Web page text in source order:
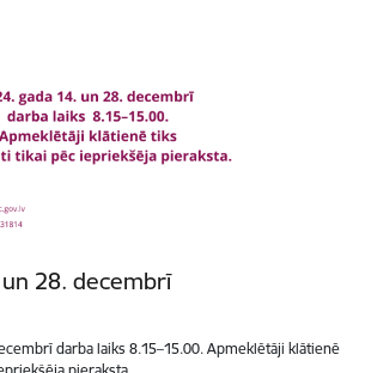
28. decembrī
darba laiks 8.15–15.00. Apmeklētāji klātienē